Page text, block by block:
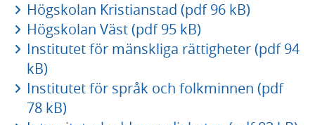
Högskolan Kristianstad (pdf 96 kB)
Högskolan Väst (pdf 95 kB)
Institutet för mänskliga rättigheter (pdf 94
kB)
Institutet för språk och folkminnen (pdf
78 kB)